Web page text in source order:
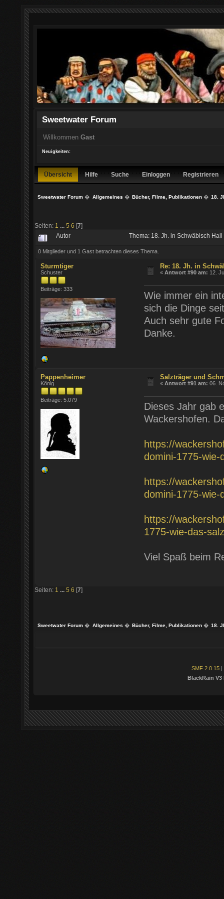
Sweetwater Forum
Willkommen Gast
Neuigkeiten:
Übersicht Hilfe Suche Einloggen Registrieren
Sweetwater Forum � Allgemeines � Bücher, Filme, Publikationen� 18.
Seiten: 1 ... 5 6 [7]
Autor Thema: 18. Jh. in Schwäbisch
0 Mitglieder und 1 Gast betrachten dieses Thema.
Sturmtiger
Schuster
Beiträge: 333
Re: 18. Jh. in
«Antwort #90 am: 12.
Wie immer ein
sich die Dinge
Auch sehr gute
Danke.
Pappenheimer
König
Beiträge: 5.079
Salzträger und
«Antwort #91 am: 06.
Dieses Jahr gab
Wackershofen.
https://
domini-1775-
https://
domini-1775-
https://
1775-wie-das-
Viel Spaß beim
Seiten: 1 ... 5 6 [7]
Sweetwater Forum � Allgemeines � Bücher, Filme, Publikationen� 18.
SMF 2.0.15
BlackRain V3